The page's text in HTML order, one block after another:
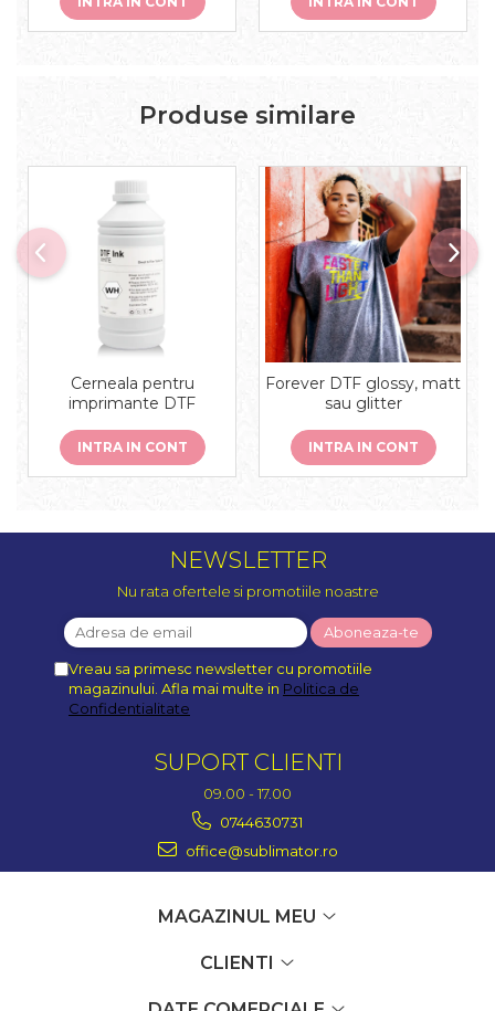
Produse similare
Cerneala pentru
imprimante DTF
INTRA IN CONT
Forever DTF glossy, matt
sau glitter
INTRA IN CONT
NEWSLETTER
Nu rata ofertele si promotiile noastre
Vreau sa primesc newsletter cu promotiile
magazinului. Afla mai multe in Politica de
Confidentialitate
SUPORT CLIENTI
09.00 - 17.00
0744630731
office@sublimator.ro
MAGAZINUL MEU
CLIENTI